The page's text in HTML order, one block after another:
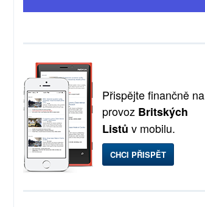
Přispějte finančně na
provoz Britských
Listů v mobilu.
CHCI PŘISPĚT